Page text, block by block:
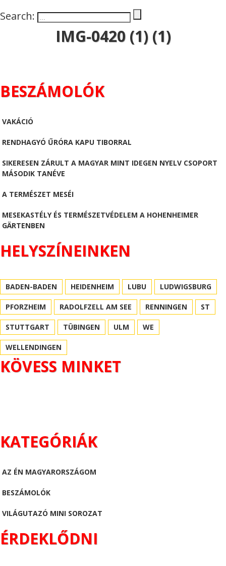
Search:
IMG-0420 (1) (1)
BESZÁMOLÓK
VAKÁCIÓ
RENDHAGYÓ ŰRÓRA KAPU TIBORRAL
SIKERESEN ZÁRULT A MAGYAR MINT IDEGEN NYELV CSOPORT
MÁSODIK TANÉVE
A TERMÉSZET MESÉI
MESEKASTÉLY ÉS TERMÉSZETVÉDELEM A HOHENHEIMER
GÄRTENBEN
HELYSZÍNEINKEN
BADEN-BADEN HEIDENHEIM LUBU LUDWIGSBURG
PFORZHEIM RADOLFZELL AM SEE RENNINGEN ST
STUTTGART TÜBINGEN ULM WE
WELLENDINGEN
KÖVESS MINKET
KATEGÓRIÁK
AZ ÉN MAGYARORSZÁGOM
BESZÁMOLÓK
VILÁGUTAZÓ MINI SOROZAT
ÉRDEKLŐDNI